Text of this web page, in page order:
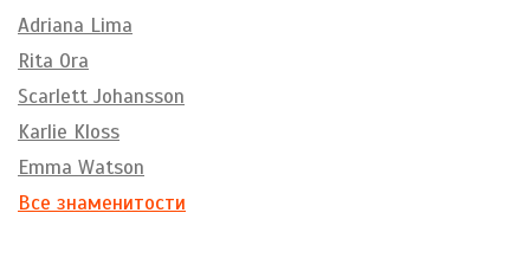
Adriana Lima
Rita Ora
Scarlett Johansson
Karlie Kloss
Emma Watson
Все знаменитости